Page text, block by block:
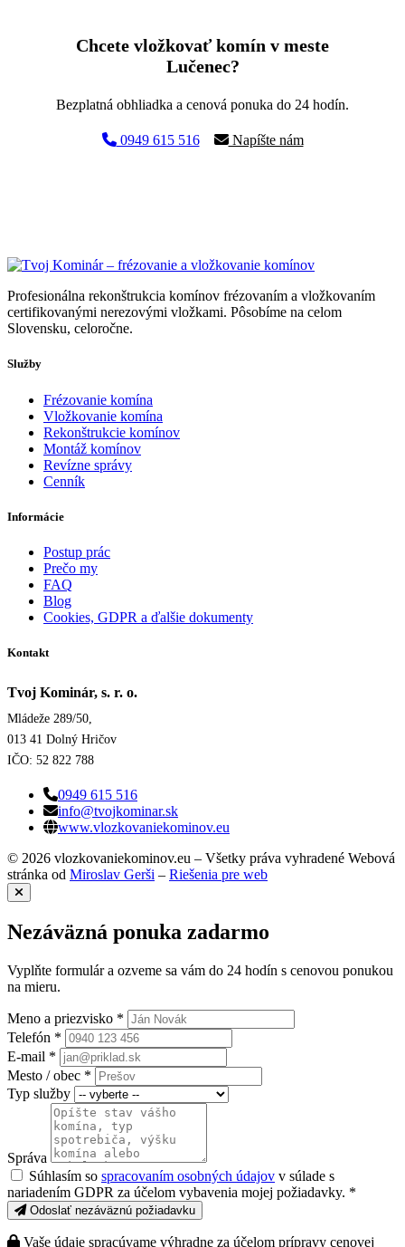
Chcete vložkovať komín v meste
Lučenec?
Bezplatná obhliadka a cenová ponuka do 24 hodín.
0949 615 516 Napíšte nám
Profesionálna rekonštrukcia komínov frézovaním a vložkovaním
certifikovanými nerezovými vložkami. Pôsobíme na celom
Slovensku, celoročne.
Služby
Frézovanie komína
Vložkovanie komína
Rekonštrukcie komínov
Montáž komínov
Revízne správy
Cenník
Informácie
Postup prác
Prečo my
FAQ
Blog
Cookies, GDPR a ďalšie dokumenty
Kontakt
Tvoj Kominár, s. r. o.
Mládeže 289/50,
013 41 Dolný Hričov
IČO: 52 822 788
0949 615 516
info@tvojkominar.sk
www.vlozkovaniekominov.eu
© 2026 vlozkovaniekominov.eu – Všetky práva vyhradené Webová
stránka od Miroslav Gerši – Riešenia pre web
Nezáväzná ponuka zadarmo
Vyplňte formulár a ozveme sa vám do 24 hodín s cenovou ponukou
na mieru.
Meno a priezvisko *
Telefón *
E-mail *
Mesto / obec *
Typ služby
Správa
Súhlasím so spracovaním osobných údajov v súlade s
nariadením GDPR za účelom vybavenia mojej požiadavky. *
Odoslať nezáväznú požiadavku
Vaše údaje spracúvame výhradne za účelom prípravy cenovej